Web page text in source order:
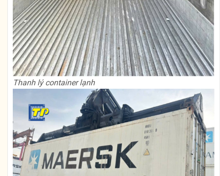
Thanh lý container lạnh